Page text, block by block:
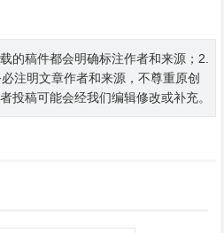
的稿件都会明确标注作者和来源；2.
注明文章作者和来源，不尊重原创
投稿可能会经我们编辑修改或补充。